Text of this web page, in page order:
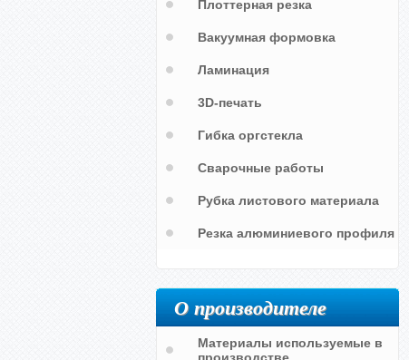
Плоттерная резка
Вакуумная формовка
Ламинация
3D-печать
Гибка оргстекла
Сварочные работы
Рубка листового материала
Резка алюминиевого профиля
О производителе
Материалы используемые в